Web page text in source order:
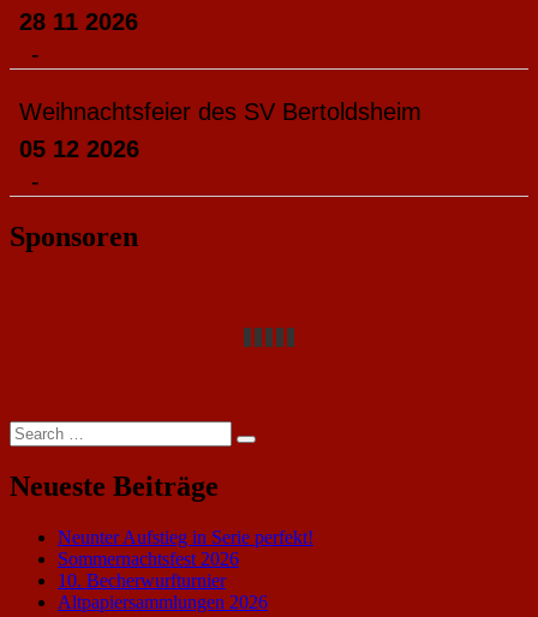
28 11 2026
-
Weihnachtsfeier des SV Bertoldsheim
05 12 2026
-
Sponsoren
Search
for:
Search
Neueste Beiträge
Neunter Aufstieg in Serie perfekt!
Sommernachtsfest 2026
10. Becherwurfturnier
Altpapiersammlungen 2026